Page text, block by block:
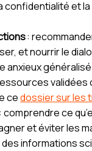
confidentialité et la
:
et nourrir le
anxieux
validées
cedossier sur les
: comprendre ce
et éviter les
des informations